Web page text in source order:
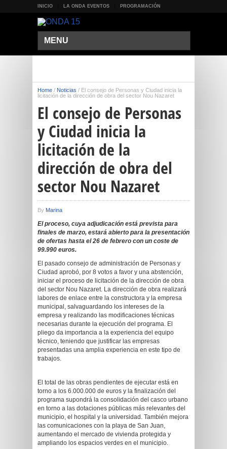
INICIO LA ONDA EVENTOS PROGRAMACIÓN
MENU
Home / Noticias / El consejo de Personas y Ciudad inicia la
licitación de la dirección de obra del sector Nou Nazaret
El consejo de Personas
y Ciudad inicia la
licitación de la
dirección de obra del
sector Nou Nazaret
By Marina
El proceso, cuya adjudicación está prevista para
finales de marzo, estará abierto para la presentación
de ofertas hasta el 26 de febrero con un coste de
99.990 euros.
El pasado consejo de administración de Personas y
Ciudad aprobó, por 8 votos a favor y una abstención,
iniciar el proceso de licitación de la dirección de obra
del sector Nou Nazaret. La dirección de obra realizará
labores de enlace entre la constructora y la empresa
municipal, salvaguardando los intereses de la
empresa y realizando las modificaciones técnicas
necesarias durante la ejecución del programa. El
pliego da importancia a la experiencia del equipo
técnico, teniendo que justificar las empresas
presentadas una amplia experiencia en este tipo de
trabajos.
El total de las obras pendientes de ejecutar está en
torno a los 6.000.000 de euros y la finalización del
programa supondrá la consolidación del casco urbano
en torno a las dotaciones públicas más relevantes del
municipio, el hospital y la universidad. También mejora
las comunicaciones con la playa de San Juan,
aumentando el mercado de vivienda protegida y
ampliando los espacios verdes en el municipio.